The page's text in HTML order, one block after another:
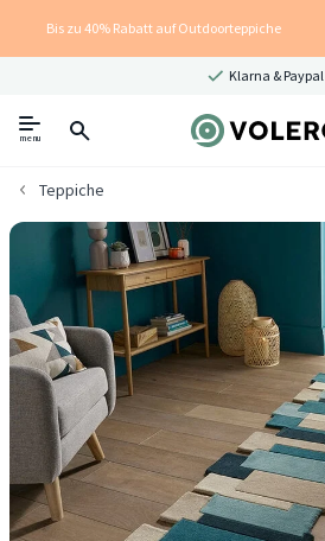
Bis zu 40% Rabatt auf Outdoorteppiche
Klarna & Paypal
menu
Teppiche